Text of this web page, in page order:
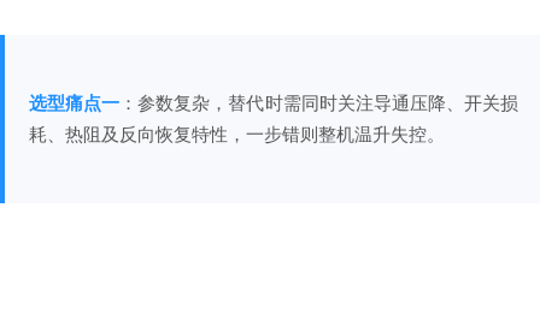
选型痛点一 ：参数复杂，替代时需同时关注导通压降、开关损
耗、热阻及反向恢复特性，一步错则整机温升失控。